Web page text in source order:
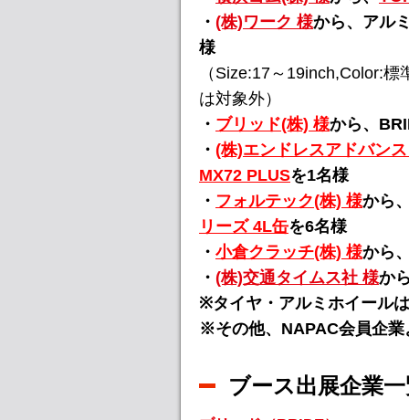
・ (株)ワーク 様から、アル
様
（Size:17～19inch,Color:
は対象外）
・ ブリッド(株) 様から、
・ (株)エンドレスアドバン
MX72 PLUSを1名様
・ フォルテック(株) 様から
リーズ 4L缶を6名様
・ 小倉クラッチ(株) 様から
・ (株)交通タイムス社 様か
※タイヤ・アルミホイール
※その他、NAPAC会員企業
ブース出展企業